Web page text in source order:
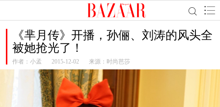
《芈月传》开播，孙俪、刘涛的风头全
被她抢光了！
作者： 小孟 2015-12-02 来源：时尚芭莎